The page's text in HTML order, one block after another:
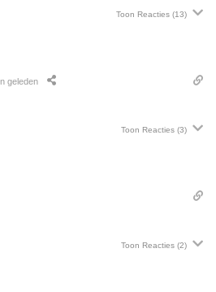
Toon Reacties (13)
geleden
Toon Reacties (3)
Toon Reacties (2)